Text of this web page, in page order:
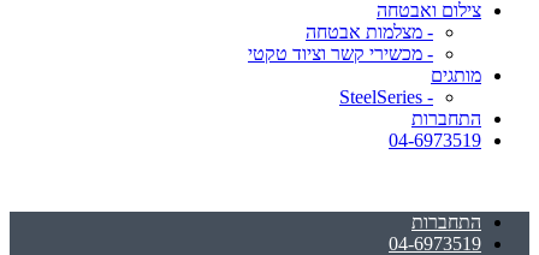
צילום ואבטחה
- מצלמות אבטחה
- מכשירי קשר וציוד טקטי
מותגים
- SteelSeries
התחברות
04-6973519
התחברות
04-6973519